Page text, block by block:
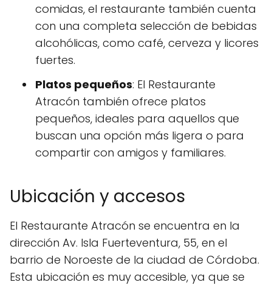
comidas, el restaurante también cuenta
con una completa selección de bebidas
alcohólicas, como café, cerveza y licores
fuertes.
Platos pequeños: El Restaurante
Atracón también ofrece platos
pequeños, ideales para aquellos que
buscan una opción más ligera o para
compartir con amigos y familiares.
Ubicación y accesos
El Restaurante Atracón se encuentra en la
dirección Av. Isla Fuerteventura, 55, en el
barrio de Noroeste de la ciudad de Córdoba.
Esta ubicación es muy accesible, ya que se